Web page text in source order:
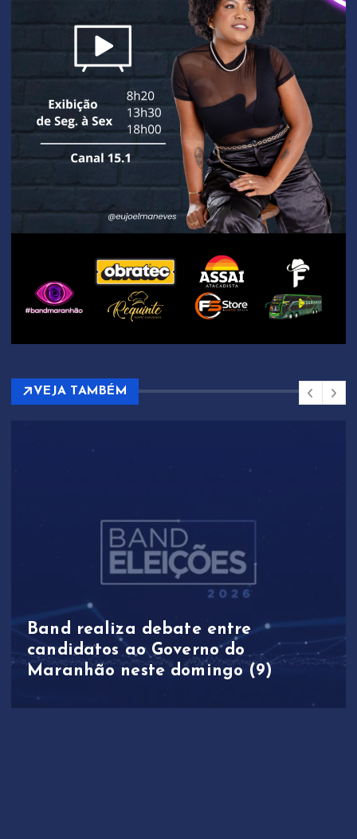
VEJA TAMBÉM
Band realiza debate entre
candidatos ao Governo do
Maranhão neste domingo (9)